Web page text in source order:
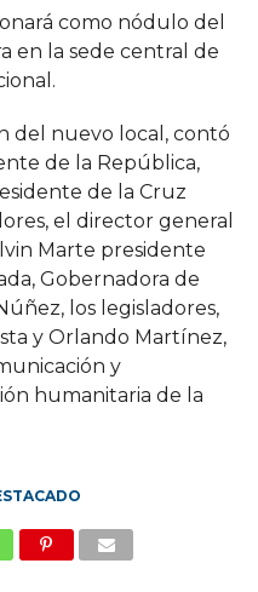
como nódulo del
en la sede central de
del nuevo local, contó
de la República,
de la Cruz
el director general
Marte presidente
Gobernadora de
los legisladores,
y Orlando Martínez,
y
humanitaria de la